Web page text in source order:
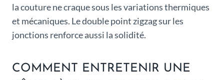
la couture ne craque sous les variations thermiques
et mécaniques. Le double point zigzag sur les
jonctions renforce aussi la solidité.
COMMENT ENTRETENIR UNE